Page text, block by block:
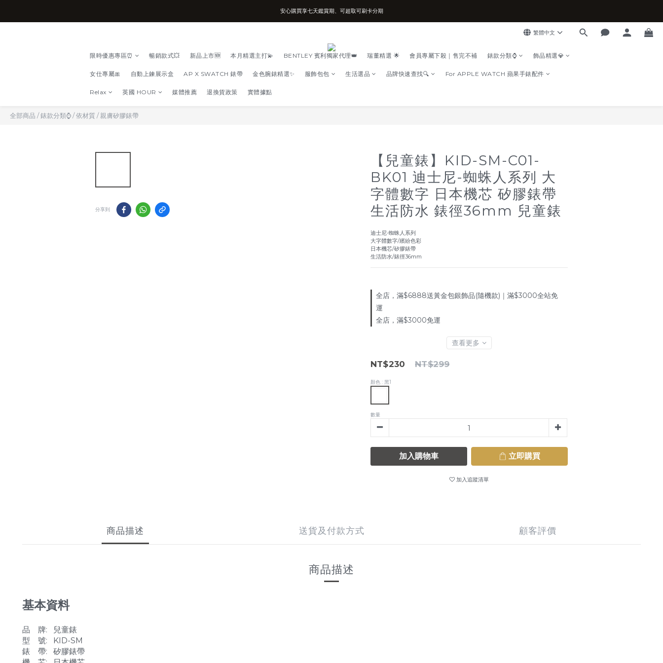
台南實體店面、兩年機芯保固、開立發票
安心購買享七天鑑賞期、可超取可刷卡分期
繁體中文
限時優惠專區⏰ 暢銷款式💥 新品上市🆕 本月精選主打💫 BENTLEY 賓利獨家代理👑 瑞董精選 🌟 會員專屬下殺｜售完不補 錶款分類⌚ 飾品精選💎
女仕專屬🎀 自動上鍊展示盒 AP X SWATCH 錶帶 金色腕錶精選✨ 服飾包包 生活選品 品牌快速查找🔍 For APPLE WATCH 蘋果手錶配件
Relax 英國 HOUR 媒體推薦 退換貨政策 實體據點
全部商品 /錶款分類⌚/依材質/親膚矽膠錶帶
分享到
【兒童錶】KID-SM-C01-
BK01 迪士尼-蜘蛛人系列 大
字體數字 日本機芯 矽膠錶帶
生活防水 錶徑36mm 兒童錶
迪士尼-蜘蛛人系列
大字體數字/繽紛色彩
日本機芯/矽膠錶帶
生活防水/錶徑36mm
全店，滿$6888送黃金包銀飾品(隨機款)｜滿$3000全站免
運
全店，滿$3000免運
查看更多
NT$230 NT$299
顏色 : 黑1
數量
加入購物車 立即購買
加入追蹤清單
商品描述 送貨及付款方式 顧客評價
商品描述
基本資料
品 牌: 兒童錶
型 號: KID-SM
錶 帶: 矽膠錶帶